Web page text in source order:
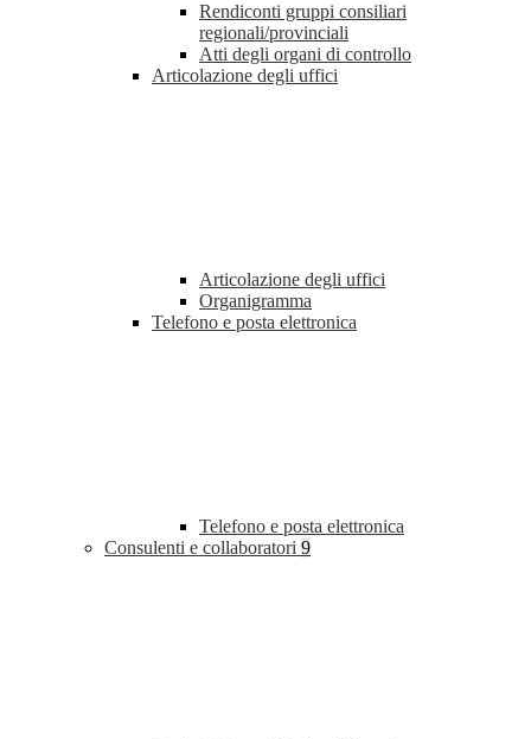
Rendiconti gruppi consiliari
regionali/provinciali
Atti degli organi di controllo
Articolazione degli uffici
Articolazione degli uffici
Organigramma
Telefono e posta elettronica
Telefono e posta elettronica
Consulenti e collaboratori 9